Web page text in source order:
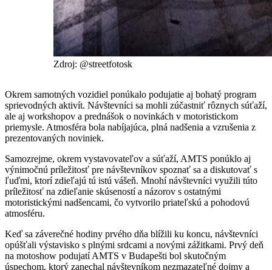
Zdroj: @streetfotosk
Okrem samotných vozidiel ponúkalo podujatie aj bohatý program
sprievodných aktivít. Návštevníci sa mohli zúčastniť rôznych súťaží,
ale aj workshopov a prednášok o novinkách v motoristickom
priemysle. Atmosféra bola nabíjajúca, plná nadšenia a vzrušenia z
prezentovaných noviniek.
Samozrejme, okrem vystavovateľov a súťaží, AMTS ponúklo aj
výnimočnú príležitosť pre návštevníkov spoznať sa a diskutovať s
ľuďmi, ktorí zdieľajú tú istú vášeň. Mnohí návštevníci využili túto
príležitosť na zdieľanie skúseností a názorov s ostatnými
motoristickými nadšencami, čo vytvorilo priateľskú a pohodovú
atmosféru.
Keď sa záverečné hodiny prvého dňa blížili ku koncu, návštevníci
opúšťali výstavisko s plnými srdcami a novými zážitkami. Prvý deň
na motoshow podujatí AMTS v Budapešti bol skutočným
úspechom, ktorý zanechal návštevníkom nezmazateľné dojmy a